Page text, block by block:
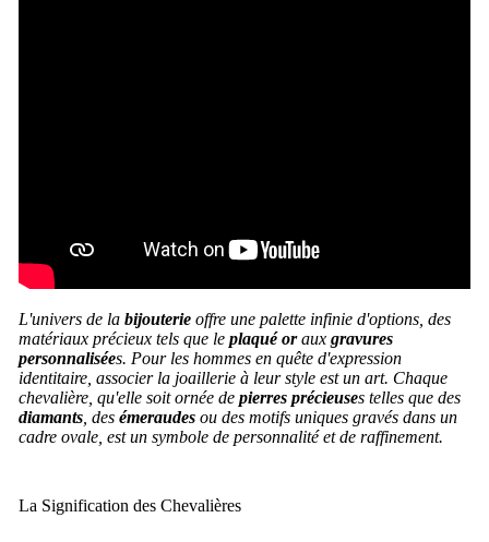
L'univers de la bijouterie offre une palette infinie d'options, des
matériaux précieux tels que le plaqué oraux gravures
personnalisées. Pour les hommes en quête d'expression
identitaire, associer la joaillerie à leur style est un art. Chaque
chevalière, qu'elle soit ornée de pierres précieuses telles que des
diamants , des émeraudes ou des motifs uniques gravés dans un
cadre ovale, est un symbole de personnalité et de raffinement.
La Signification des Chevalières